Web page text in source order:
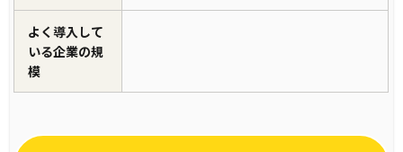
よく導入して
いる企業の規
模